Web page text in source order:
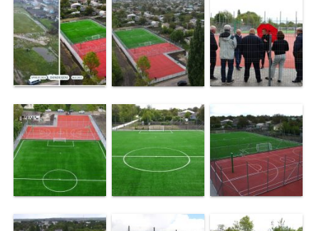
Funcții
vacante
Consiliul
Componența
consiliului
Secretarul